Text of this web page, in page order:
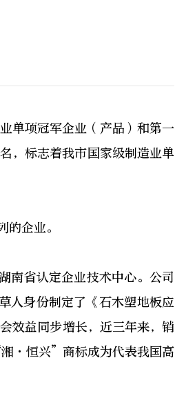
单项冠军企业（产品）和第一
，标志着我市国家级制造业单
企业。
南省认定企业技术中心。公司
人身份制定了《石木塑地板应
效益同步增长，近三年来，销
·恒兴”商标成为代表我国高